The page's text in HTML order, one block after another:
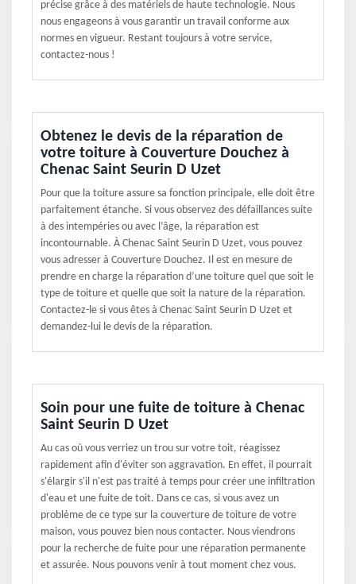
précise grâce à des matériels de haute technologie. Nous
nous engageons à vous garantir un travail conforme aux
normes en vigueur. Restant toujours à votre service,
contactez-nous !
Obtenez le devis de la réparation de
votre toiture à Couverture Douchez à
Chenac Saint Seurin D Uzet
Pour que la toiture assure sa fonction principale, elle doit être
parfaitement étanche. Si vous observez des défaillances suite
à des intempéries ou avec l’âge, la réparation est
incontournable. À Chenac Saint Seurin D Uzet, vous pouvez
vous adresser à Couverture Douchez. Il est en mesure de
prendre en charge la réparation d’une toiture quel que soit le
type de toiture et quelle que soit la nature de la réparation.
Contactez-le si vous êtes à Chenac Saint Seurin D Uzet et
demandez-lui le devis de la réparation.
Soin pour une fuite de toiture à Chenac
Saint Seurin D Uzet
Au cas où vous verriez un trou sur votre toit, réagissez
rapidement afin d'éviter son aggravation. En effet, il pourrait
s'élargir s'il n'est pas traité à temps pour créer une infiltration
d'eau et une fuite de toit. Dans ce cas, si vous avez un
problème de ce type sur la couverture de toiture de votre
maison, vous pouvez bien nous contacter. Nous viendrons
pour la recherche de fuite pour une réparation permanente
et assurée. Nous pouvons venir à tout moment chez vous.